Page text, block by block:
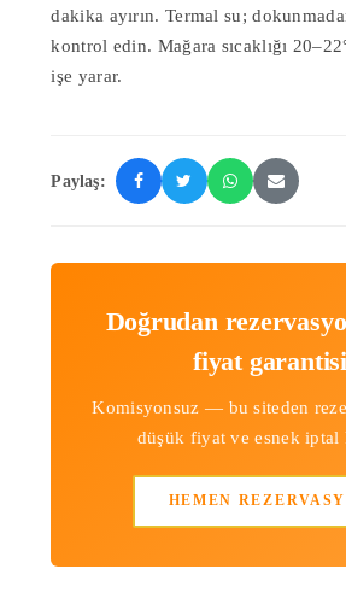
dakika ayırın. Termal su;
kontrol edin. Mağara sıcaklığı
işe yarar.
Paylaş:
Doğrudan
fiyat garantisi
Komisyonsuz — bu siteden
düşük fiyat ve esnek iptal
HEMEN